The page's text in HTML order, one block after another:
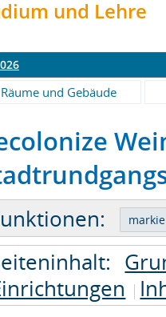
und Lehre
Räume und Gebäude